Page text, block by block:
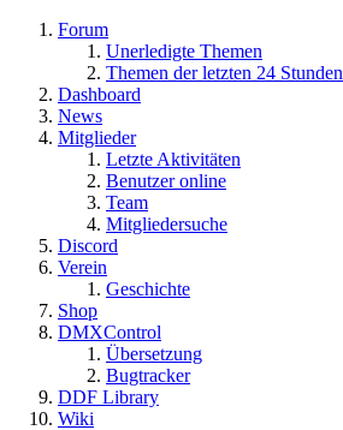
Forum
Unerledigte Themen
Themen der letzten 24 Stunden
Dashboard
News
Mitglieder
Letzte Aktivitäten
Benutzer online
Team
Mitgliedersuche
Discord
Verein
Geschichte
Shop
DMXControl
Übersetzung
Bugtracker
DDF Library
Wiki